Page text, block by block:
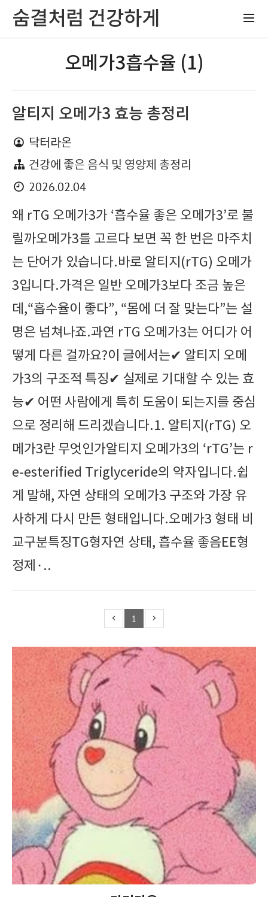
숨결처럼 건강하게
오메가3흡수율 (1)
알티지 오메가3 효능 총정리
닥터라온
건강에 좋은 음식 및 영양제 총정리
2026.02.04
왜 rTG 오메가3가 ‘흡수율 좋은 오메가3’로 불
릴까오메가3를 고르다 보면 꼭 한 번은 마주치
는 단어가 있습니다.바로 알티지(rTG) 오메가
3입니다.가격은 일반 오메가3보다 조금 높은
데,“흡수율이 좋다”, “몸에 더 잘 맞는다”는 설
명은 넘쳐나죠.과연 rTG 오메가3는 어디가 어
떻게 다른 걸까요?이 글에서는✔ 알티지 오메
가3의 구조적 특징✔ 실제로 기대할 수 있는 효
능✔ 어떤 사람에게 특히 도움이 되는지를 중심
으로 정리해 드리겠습니다.1. 알티지(rTG) 오
메가3란 무엇인가알티지 오메가3의 ‘rTG’는 r
e-esterified Triglyceride의 약자입니다.쉽
게 말해, 자연 상태의 오메가3 구조와 가장 유
사하게 다시 만든 형태입니다.오메가3 형태 비
교구분특징TG형자연 상태, 흡수율 좋음EE형
정제·..
1